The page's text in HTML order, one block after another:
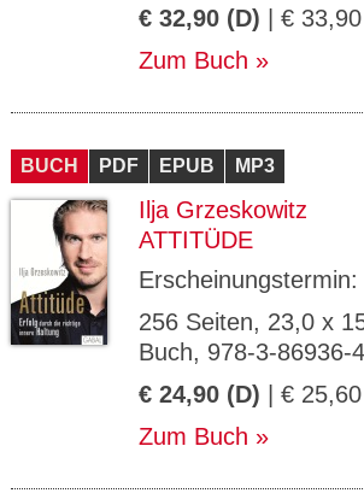
€ 32,90 (D) | €
Zum Buch
BUCH PDF EPUB MP3
Ilja Grzeskowitz
ATTITÜDE
Erscheinungstermin:
256 Seiten, 23,0 x
Buch, 978-3-86936-
€ 24,90 (D) | €
Zum Buch